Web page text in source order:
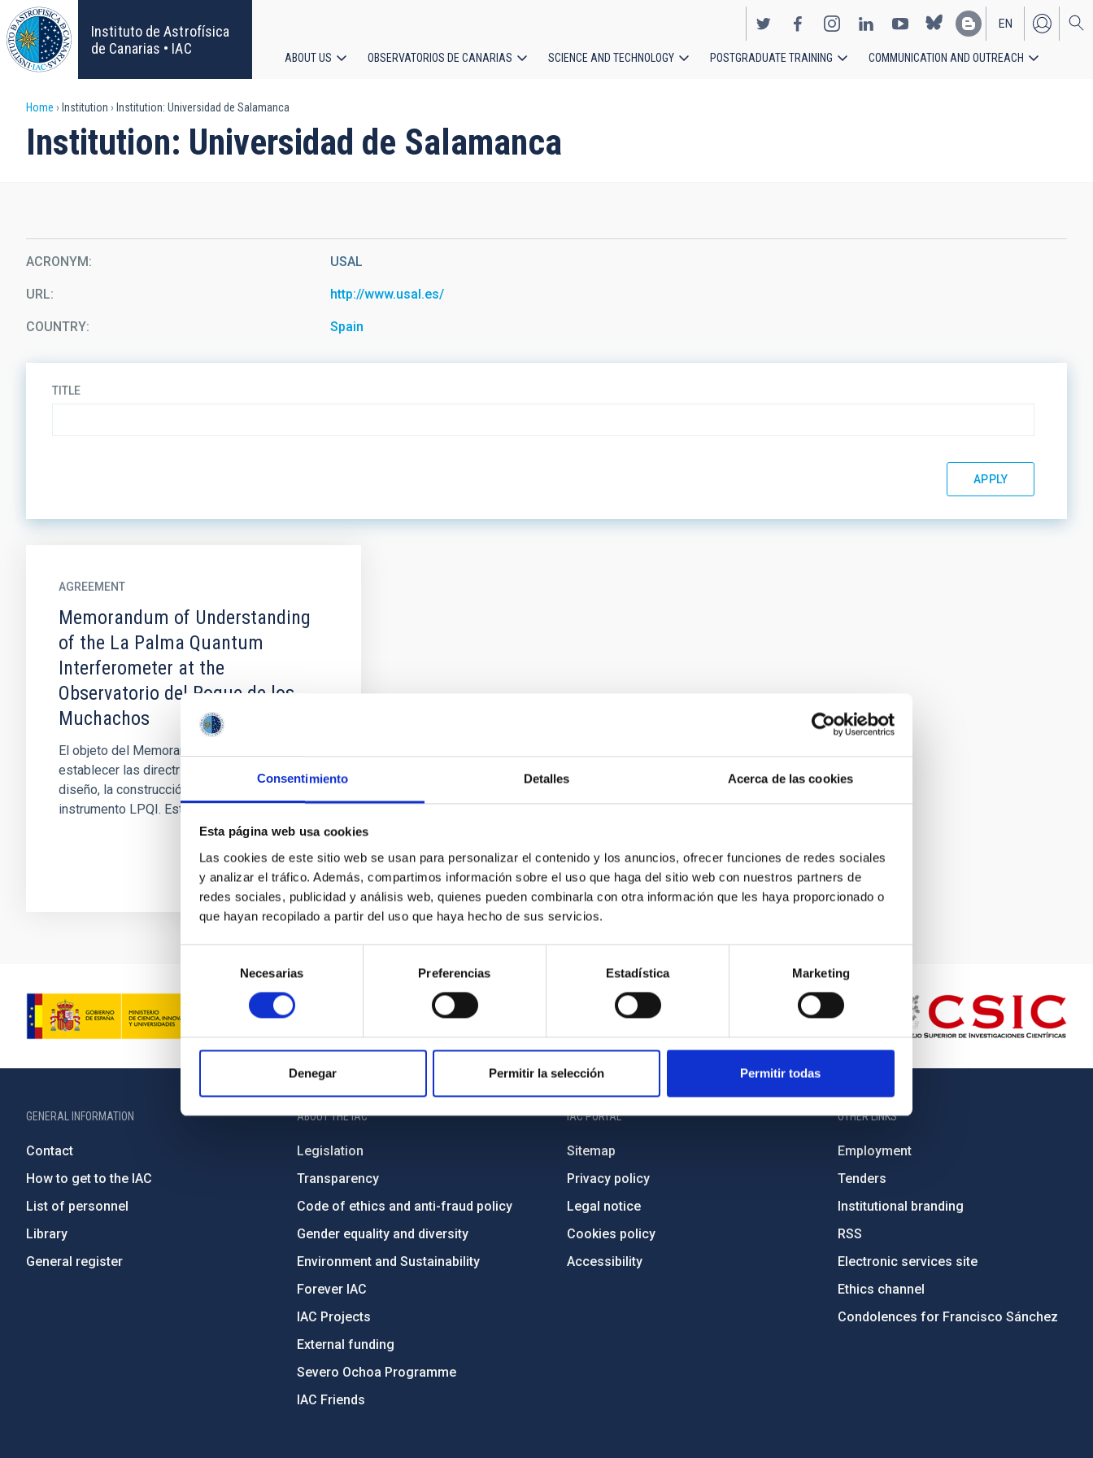
Consentimiento Detalles Acerca de las cookies
Esta página web usa cookies
Las cookies de este sitio web se usan para personalizar el contenido y los anuncios, ofrecer funciones de redes sociales
y analizar el tráfico. Además, compartimos información sobre el uso que haga del sitio web con nuestros partners de
redes sociales, publicidad y análisis web, quienes pueden combinarla con otra información que les haya proporcionado o
que hayan recopilado a partir del uso que haya hecho de sus servicios.
consentimiento
Necesarias Preferencias Estadística Marketing
Denegar Permitir la selección Permitir todas
Skip
to
main
content
Instituto de Astrofísica
de Canarias • IAC
EN
ES
navigation
ABOUT US OBSERVATORIOS DE CANARIAS SCIENCE AND TECHNOLOGY POSTGRADUATE TRAINING COMMUNICATION AND OUTREACH
Breadcrumb
Home Institution Institution: Universidad de Salamanca
Institution: Universidad de Salamanca
ACRONYM USAL
URL http://www.usal.es/
COUNTRY Spain
TITLE
AGREEMENT
Memorandum of Understanding
of the La Palma Quantum
Interferometer at the
Observatorio del Roque de los
Muchachos
El objeto del Memorando de Entendimiento es
establecer las directrices generales para el
diseño, la construcción y la operación del
instrumento LPQI. Este MoU...
GENERAL INFORMATION
Contact
How to get to the IAC
List of personnel
Library
General register
ABOUT THE IAC
Legislation
Transparency
Code of ethics and anti-fraud policy
Gender equality and diversity
Environment and Sustainability
Forever IAC
IAC Projects
External funding
Severo Ochoa Programme
IAC Friends
IAC PORTAL
Sitemap
Privacy policy
Legal notice
Cookies policy
Accessibility
OTHER LINKS
Employment
Tenders
Institutional branding
RSS
Electronic services site
Ethics channel
Condolences for Francisco Sánchez